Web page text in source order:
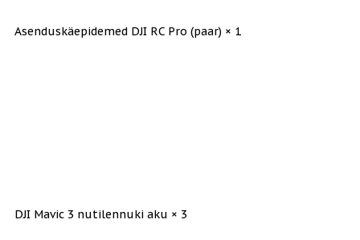
Asenduskäepidemed DJI RC Pro (paar) × 1
DJI Mavic 3 nutilennuki aku × 3